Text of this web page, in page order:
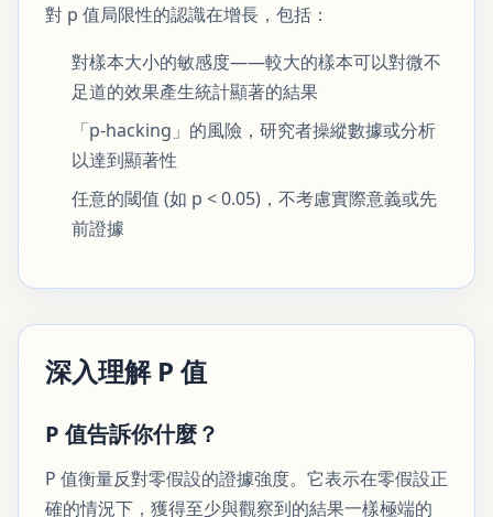
對 p 值局限性的認識在增長，包括：
對樣本大小的敏感度——較大的樣本可以對微不
足道的效果產生統計顯著的結果
「p-hacking」的風險，研究者操縱數據或分析
以達到顯著性
任意的閾值 (如 p < 0.05)，不考慮實際意義或先
前證據
深入理解 P 值
P 值告訴你什麼？
P 值衡量反對零假設的證據強度。它表示在零假設正
確的情況下，獲得至少與觀察到的結果一樣極端的